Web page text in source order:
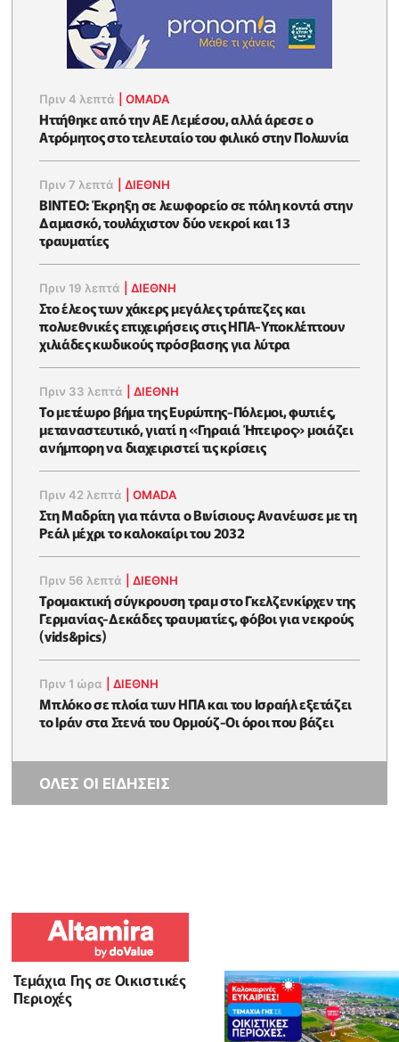
Πριν 4 λεπτά |OMADA
Ηττήθηκε από την ΑΕ Λεμέσου, αλλά άρεσε ο
Ατρόμητος στο τελευταίο του φιλικό στην Πολωνία
Πριν 7 λεπτά |ΔΙΕΘΝΗ
ΒΙΝΤΕΟ: Έκρηξη σε λεωφορείο σε πόλη κοντά στην
Δαμασκό, τουλάχιστον δύο νεκροί και 13
τραυματίες
Πριν 19 λεπτά |ΔΙΕΘΝΗ
Στο έλεος των χάκερς μεγάλες τράπεζες και
πολυεθνικές επιχειρήσεις στις ΗΠΑ-Υποκλέπτουν
χιλιάδες κωδικούς πρόσβασης για λύτρα
Πριν 33 λεπτά |ΔΙΕΘΝΗ
Το μετέωρο βήμα της Ευρώπης-Πόλεμοι, φωτιές,
μεταναστευτικό, γιατί η «Γηραιά Ήπειρος» μοιάζει
ανήμπορη να διαχειριστεί τις κρίσεις
Πριν 42 λεπτά |OMADA
Στη Μαδρίτη για πάντα ο Βινίσιους: Ανανέωσε με τη
Ρεάλ μέχρι το καλοκαίρι του 2032
Πριν 56 λεπτά |ΔΙΕΘΝΗ
Τρομακτική σύγκρουση τραμ στο Γκελζενκίρχεν της
Γερμανίας-Δεκάδες τραυματίες, φόβοι για νεκρούς
(vids&pics)
Πριν 1 ώρα |ΔΙΕΘΝΗ
Μπλόκο σε πλοία των ΗΠΑ και του Ισραήλ εξετάζει
το Ιράν στα Στενά του Ορμούζ-Οι όροι που βάζει
ΟΛΕΣ ΟΙ ΕΙΔΗΣΕΙΣ
Τεμάχια Γης σε Οικιστικές
Περιοχές